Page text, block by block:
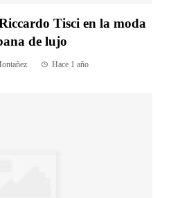
Tisci en la moda
de lujo
Hace 1 año